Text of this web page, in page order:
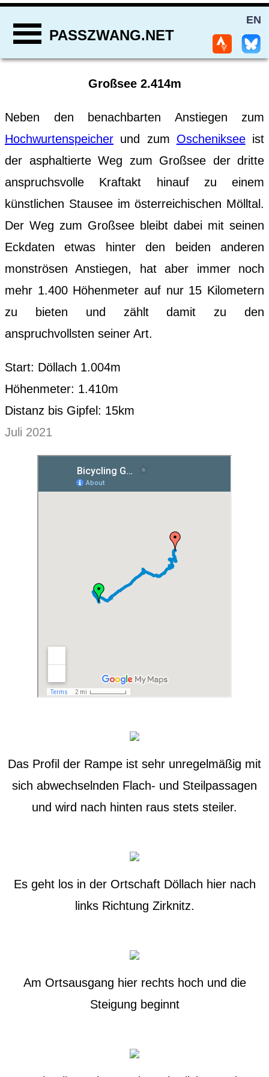
EN
PASSZWANG.NET
Großsee 2.414m
Neben den benachbarten Anstiegen zum
Hochwurtenspeicher und zum Oschenikseeist
der asphaltierte Weg zum Großsee der dritte
anspruchsvolle Kraftakt hinauf zu einem
künstlichen Stausee im österreichischen Mölltal.
Der Weg zum Großsee bleibt dabei mit seinen
Eckdaten etwas hinter den beiden anderen
monströsen Anstiegen, hat aber immer noch
mehr 1.400 Höhenmeter auf nur 15 Kilometern
zu bieten und zählt damit zu den
anspruchvollsten seiner Art.
Start: Döllach 1.004m
Höhenmeter: 1.410m
Distanz bis Gipfel: 15km
Juli 2021
Das Profil der Rampe ist sehr unregelmäßig mit
sich abwechselnden Flach- und Steilpassagen
und wird nach hinten raus stets steiler.
Es geht los in der Ortschaft Döllach hier nach
links Richtung Zirknitz.
Am Ortsausgang hier rechts hoch und die
Steigung beginnt